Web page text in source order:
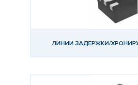
ЛИНИИ ЗАДЕРЖКИ/